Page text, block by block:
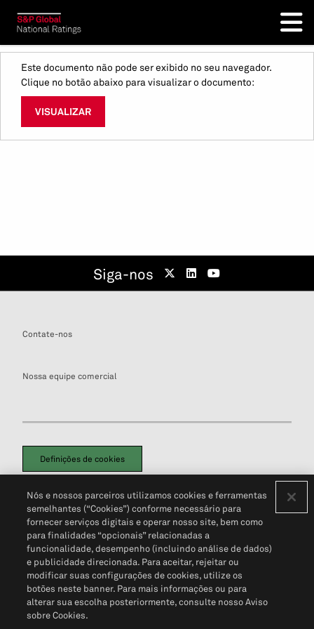
Este documento não pode ser exibido no seu navegador.
Clique no botão abaixo para visualizar o documento:
VISUALIZAR
Siga-nos
Contate-nos
Nossa equipe comercial
Definições de cookies
Política de PrivacidadePortal de privacidade do cliente (em inglês)
Não Venda Minhas Informações Pessoais© 2026 S&P Global
Nós e nossos parceiros utilizamos cookies e ferramentas
semelhantes (“Cookies”) conforme necessário para
fornecer serviços digitais e operar nosso site, bem como
para finalidades “opcionais” relacionadas a
funcionalidade, desempenho (incluindo análise de dados)
e publicidade direcionada. Para aceitar, rejeitar ou
modificar suas configurações de cookies, utilize os
botões neste banner. Para mais informações ou para
alterar sua escolha posteriormente, consulte nosso Aviso
sobre Cookies.